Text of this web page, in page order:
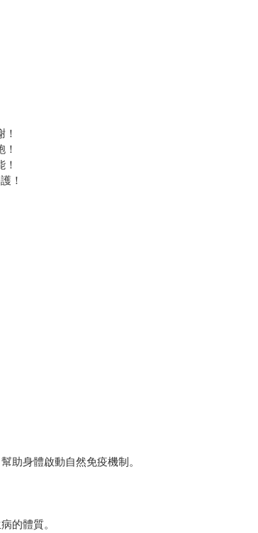
！
助身體啟動自然免疫機制。
的體質。